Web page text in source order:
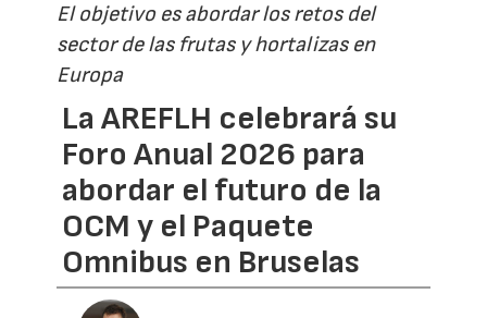
El objetivo es abordar los retos del
sector de las frutas y hortalizas en
Europa
La AREFLH celebrará su
Foro Anual 2026 para
abordar el futuro de la
OCM y el Paquete
Omnibus en Bruselas